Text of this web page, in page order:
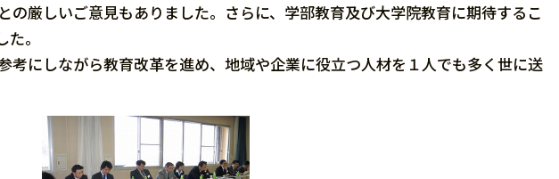
の厳しいご意見もありました。さらに、学部教育及び大学院教育に期待するこ
。
考にしながら教育改革を進め、地域や企業に役立つ人材を１人でも多く世に送